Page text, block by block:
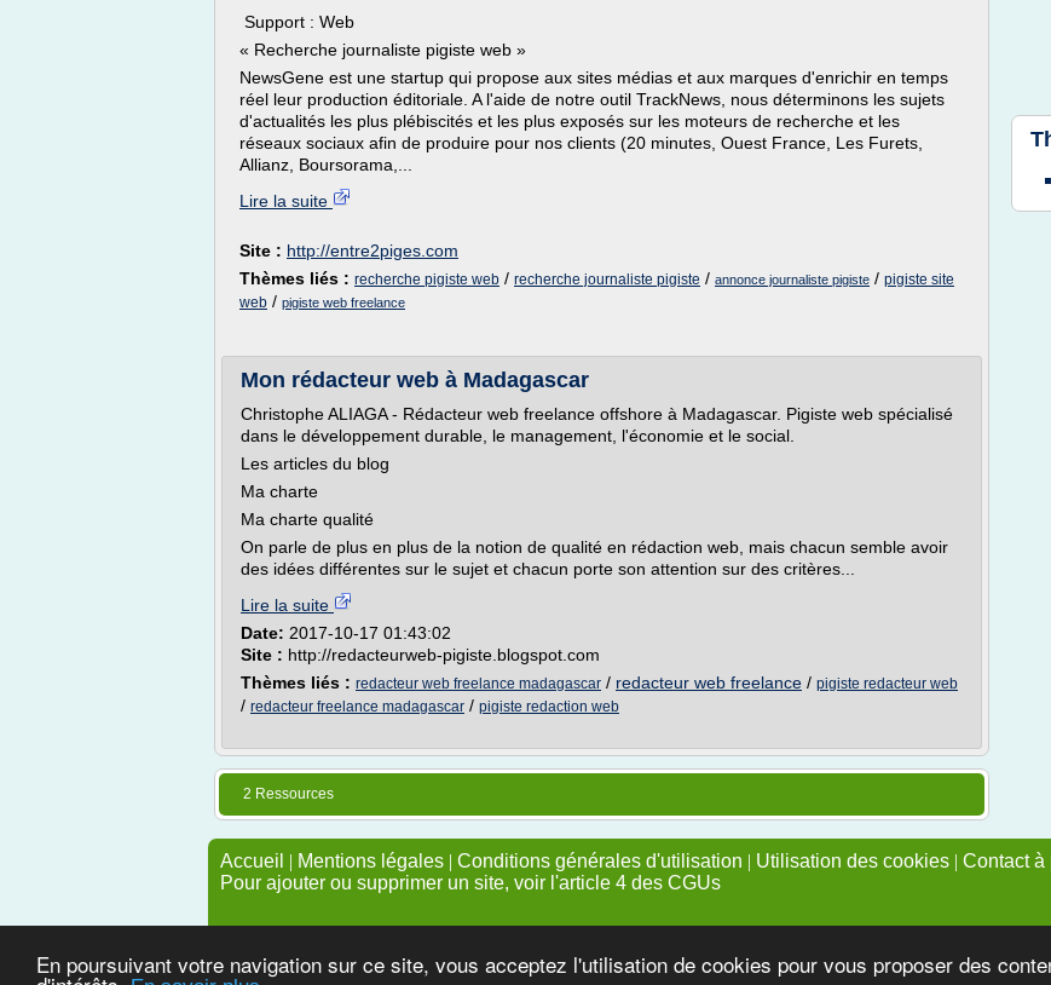
En poursuivant votre navigation sur ce site, vous acceptez l'utilisation de cookies pour vous proposer des
Support : Web
« Recherche journaliste pigiste web »
NewsGene est une startup qui propose aux sites médias et aux marques d'enrichir en temps
réel leur production éditoriale. A l'aide de notre outil TrackNews, nous déterminons les sujets
d'actualités les plus plébiscités et les plus exposés sur les moteurs de recherche et les
réseaux sociaux afin de produire pour nos clients (20 minutes, Ouest France, Les Furets,
Allianz, Boursorama,...
Lire la suite
Site : http://entre2piges.com
Thèmes liés : recherche pigiste web / recherche journaliste pigiste / annonce journaliste pigiste / pigiste site
web / pigiste web freelance
Mon rédacteur web à Madagascar
Christophe ALIAGA - Rédacteur web freelance offshore à Madagascar. Pigiste web spécialisé
dans le développement durable, le management, l'économie et le social.
Les articles du blog
Ma charte
Ma charte qualité
On parle de plus en plus de la notion de qualité en rédaction web, mais chacun semble avoir
des idées différentes sur le sujet et chacun porte son attention sur des critères...
Lire la suite
Date: 2017-10-17 01:43:02
Site : http://redacteurweb-pigiste.blogspot.com
Thèmes liés : redacteur web freelance madagascar / redacteur web freelance / pigiste redacteur web
/ redacteur freelance madagascar / pigiste redaction web
2 Ressources
Accueil | Mentions légales | Conditions générales d'utilisation | Utilisation des cookies | Contact à
Pour ajouter ou supprimer un site, voir l'article 4 des CGUs